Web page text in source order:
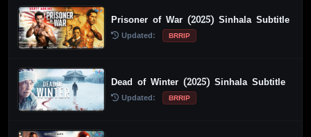
Prisoner of War (2025) Sinhala Subtitle
Updated: BRRIP
Dead of Winter (2025) Sinhala Subtitle
Updated: BRRIP